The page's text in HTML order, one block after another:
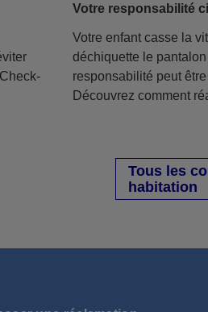
Votre responsabilité
Votre enfant casse la
déchiquette le
responsabilité peut
Découvrez comment
Tous les
habitation